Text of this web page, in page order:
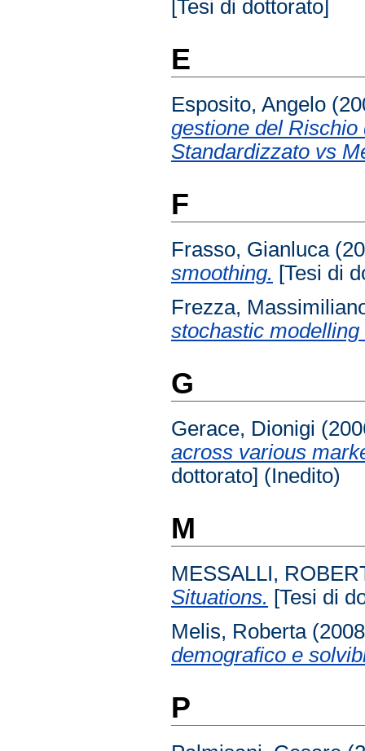
[Tesi di dottorato]
E
Esposito, Angelo
gestione del
Standardizzato vs
F
Frasso, Gianluca
smoothing. [Tesi di
Frezza,
stochastic
G
Gerace, Dionigi
across various
dottorato] (Inedito)
M
MESSALLI,
Situations. [Tesi di
Melis, Roberta
demografico e
P